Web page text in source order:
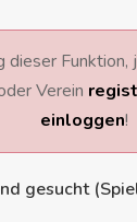
dieser
Verein
einloggen!
gesucht